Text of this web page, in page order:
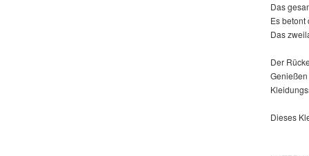
Das
Es
Das
Der
Dieses